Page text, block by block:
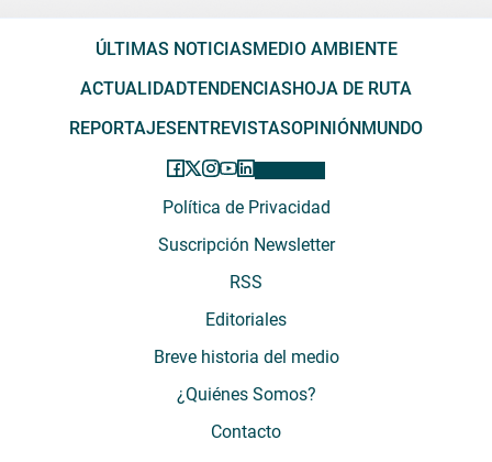
ÚLTIMAS NOTICIASMEDIO AMBIENTE
ACTUALIDADTENDENCIASHOJA DE RUTA
REPORTAJESENTREVISTASOPINIÓNMUNDO
Política de Privacidad
Suscripción Newsletter
RSS
Editoriales
Breve historia del medio
¿Quiénes Somos?
Contacto